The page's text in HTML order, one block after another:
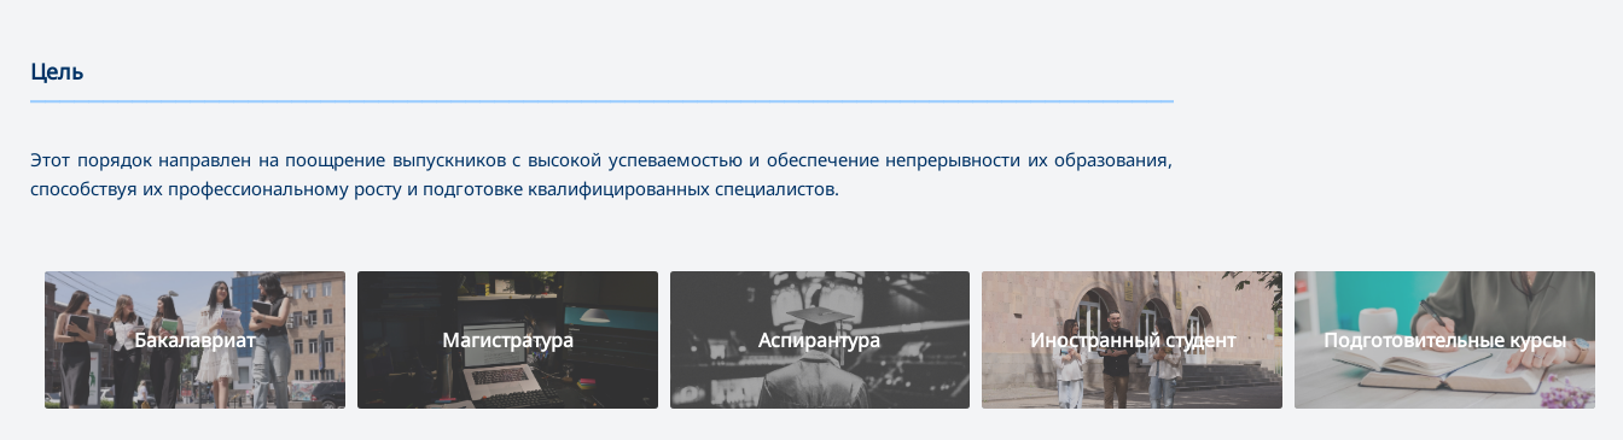
Цель
————————————————————————————————————————————————————————————————————————————————————
Этот порядок направлен на поощрение выпускников с высокой успеваемостью и обеспечение непрерывности их образования,
способствуя их профессиональному росту и подготовке квалифицированных специалистов.
Бакалавриат Магистратура Аспирантура Иностранный студент Подготовительные курсы